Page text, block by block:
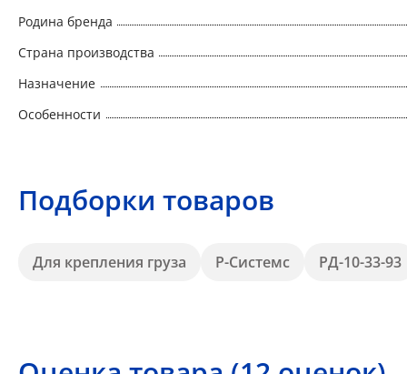
Родина бренда
Страна производства
Назначение
Особенности
Подборки товаров
Для крепления груза Р-Системс РД-10-33-93